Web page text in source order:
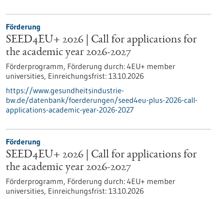
Förderung
SEED4EU+ 2026 | Call for applications for
the academic year 2026-2027
Förderprogramm, Förderung durch: 4EU+ member
universities, Einreichungsfrist: 13.10.2026
https://www.gesundheitsindustrie-
bw.de/datenbank/foerderungen/seed4eu-plus-2026-call-
applications-academic-year-2026-2027
Förderung
SEED4EU+ 2026 | Call for applications for
the academic year 2026-2027
Förderprogramm, Förderung durch: 4EU+ member
universities, Einreichungsfrist: 13.10.2026